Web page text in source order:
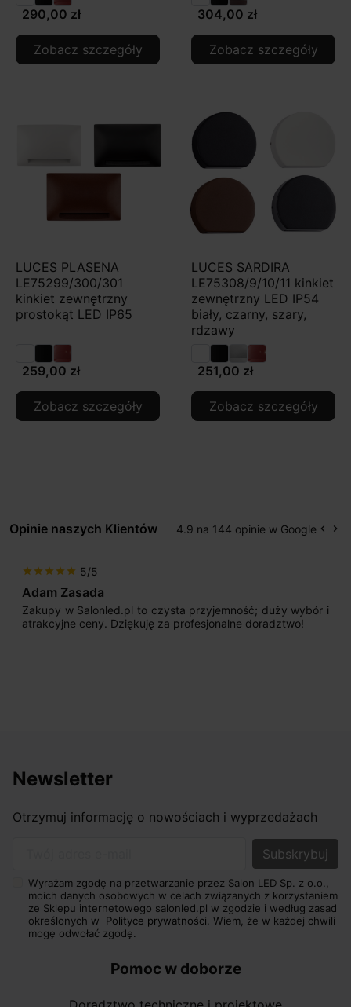
290,00 zł
Zobacz szczegóły
304,00 zł
Zobacz szczegóły
LUCES PLASENA
LE75299/300/301
kinkiet zewnętrzny
prostokąt LED IP65
259,00 zł
Zobacz szczegóły
LUCES SARDIRA
LE75308/9/10/11 kinkiet
zewnętrzny LED IP54
biały, czarny, szary,
rdzawy
251,00 zł
Zobacz szczegóły
Opinie naszych Klientów 4.9 na 144 opinie w Google keyboard_arrow_left keyboard_arrow_right
star star star star star 5/5
Adam Zasada
Zakupy w Salonled.pl to czysta przyjemność; duży wybór i
atrakcyjne ceny. Dziękuję za profesjonalne doradztwo!
Newsletter
Otrzymuj informację o nowościach i wyprzedażach
Wyrażam zgodę na przetwarzanie przez Salon LED Sp. z o.o.,
moich danych osobowych w celach związanych z korzystaniem
ze Sklepu internetowego salonled.pl w zgodzie i według zasad
określonych w Polityce prywatności. Wiem, że w każdej chwili
mogę odwołać zgodę.
Pomoc w doborze